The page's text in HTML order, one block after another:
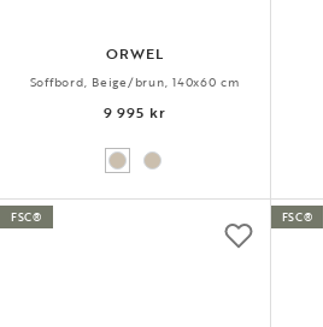
ORWEL
Soffbord, Beige/brun, 140x60 cm
9 995 kr
FSC® FSC®